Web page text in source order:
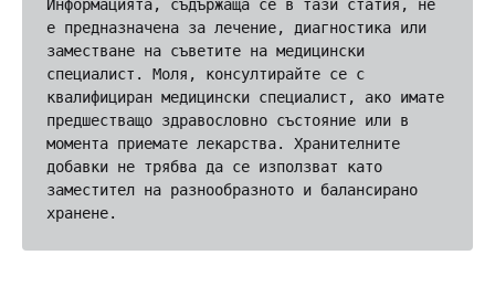
Информацията, съдържаща се в тази статия, не
е предназначена за лечение, диагностика или
заместване на съветите на медицински
специалист. Моля, консултирайте се с
квалифициран медицински специалист, ако имате
предшестващо здравословно състояние или в
момента приемате лекарства. Хранителните
добавки не трябва да се използват като
заместител на разнообразното и балансирано
хранене.